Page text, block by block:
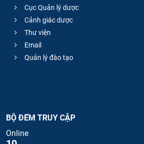
Cục Quản lý dược
Cảnh giác dược
Thư viện
Email
Quản lý đào tạo
BỘ ĐẾM TRUY CẬP
Online